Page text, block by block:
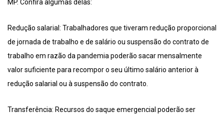
MP. Confira algumas delas:
Redução salarial: Trabalhadores que tiveram redução proporcional
de jornada de trabalho e de salário ou suspensão do contrato de
trabalho em razão da pandemia poderão sacar mensalmente
valor suficiente para recompor o seu último salário anterior à
redução salarial ou à suspensão do contrato.
Transferência: Recursos do saque emergencial poderão ser